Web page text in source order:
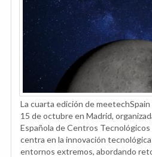
La cuarta edición de meetechSpain
15 de octubre en Madrid,
Española de Centros
centra en la innovación
entornos extremos, abordando